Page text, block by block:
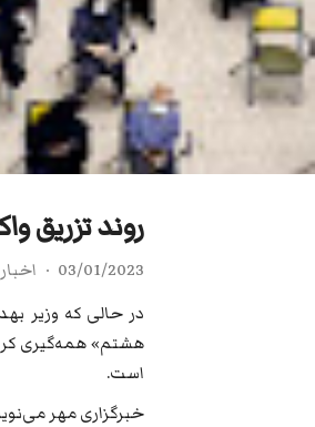
روند تزریق
03/01/2023 اخبار
هشتم» همه‌گیری
است.
خبرگزاری مهر